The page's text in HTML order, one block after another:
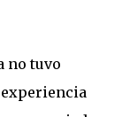
no tuvo
experiencia